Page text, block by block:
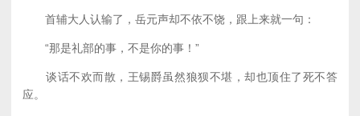
首辅大人认输了，岳元声却不依不饶，跟上来就一句：
“那是礼部的事，不是你的事！”
谈话不欢而散，王锡爵虽然狼狈不堪，却也顶住了死不答
应。